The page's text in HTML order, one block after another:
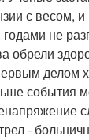
с весом,
не
обрели
делом
события
-